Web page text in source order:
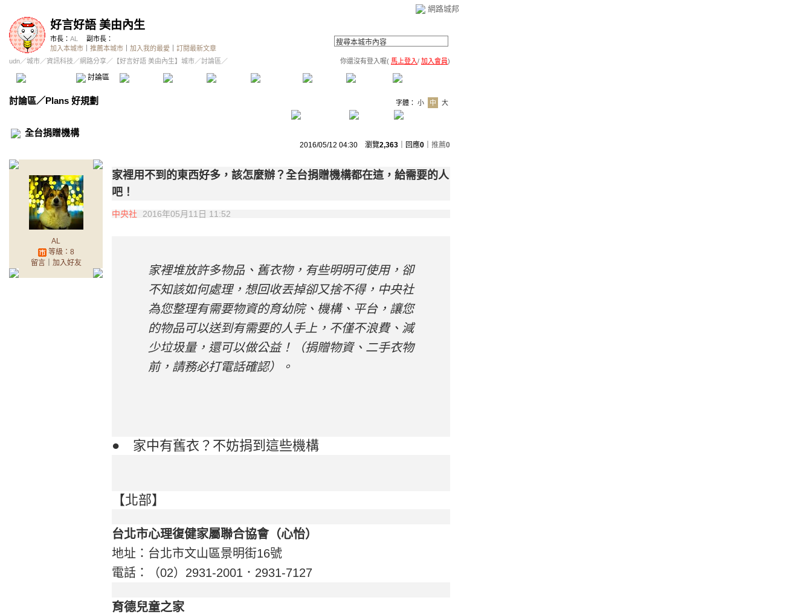
網路城邦
好言好語 美由內生
市長： AL
副市長：
加入本城市
推薦本城市 加入我的最愛
訂閱最新文章
udn／城市／資訊科技 ／網路分享／ 【好言好語 美由內生】城市／討論區／ 你還沒有登入喔( 馬上登入/ 加入會員)
討論區 精華區 投票區 影像館 公告區 訪客簿 市政中心
討論區／Plans 好規劃 字體： 小 中 大
全台捐贈機構
2016/05/12 04:30 瀏覽2,363 ｜回應0 推薦0
AL
等級：8
留言｜ 加入好友
家裡用不到的東西好多，該怎麼辦？全台捐贈機構都在這，給需要的人
吧！
中央社 2016年05月11日 11:52
家裡堆放許多物品、舊衣物，有些明明可使用，卻
不知該如何處理，想回收丟掉卻又捨不得，中央社
為您整理有需要物資的育幼院、機構、平台，讓您
的物品可以送到有需要的人手上，不僅不浪費、減
少垃圾量，還可以做公益！（捐贈物資、二手衣物
前，請務必打電話確認）。
● 家中有舊衣？不妨捐到這些機構
【北部】
台北市心理復健家屬聯合協會（心怡）
地址：台北市文山區景明街16號
電話：（02）2931-2001．2931-7127
育德兒童之家